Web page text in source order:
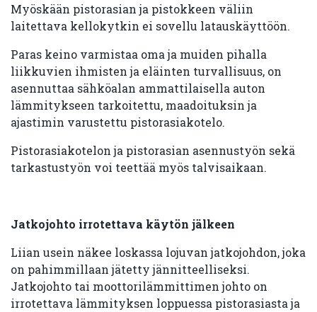
Myöskään pistorasian ja pistokkeen väliin
laitettava kellokytkin ei sovellu latauskäyttöön.
Paras keino varmistaa oma ja muiden pihalla
liikkuvien ihmisten ja eläinten turvallisuus, on
asennuttaa sähköalan ammattilaisella auton
lämmitykseen tarkoitettu, maadoituksin ja
ajastimin varustettu pistorasiakotelo.
Pistorasiakotelon ja pistorasian asennustyön sekä
tarkastustyön voi teettää myös talvisaikaan.
Jatkojohto irrotettava käytön jälkeen
Liian usein näkee loskassa lojuvan jatkojohdon, joka
on pahimmillaan jätetty jännitteelliseksi.
Jatkojohto tai moottorilämmittimen johto on
irrotettava lämmityksen loppuessa pistorasiasta ja